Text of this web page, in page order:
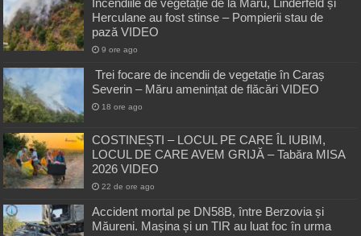
Incendiile de vegetație de la Măru, Linderfeld și
Herculane au fost stinse – Pompierii stau de
pază VIDEO
9 ore ago
Trei focare de incendii de vegetație în Caraș
Severin – Măru amenințat de flăcări VIDEO
18 ore ago
COSTINEȘTI – LOCUL PE CARE ÎL IUBIM,
LOCUL DE CARE AVEM GRIJĂ – Tabăra MISA
2026 VIDEO
22 de ore ago
Accident mortal pe DN58B, între Berzovia și
Măureni. Mașina și un TIR au luat foc în urma